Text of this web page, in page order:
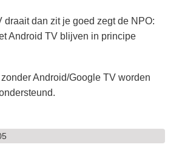
draait dan zit je goed zegt de NPO:
Android TV blijven in principe
Android/Google TV worden